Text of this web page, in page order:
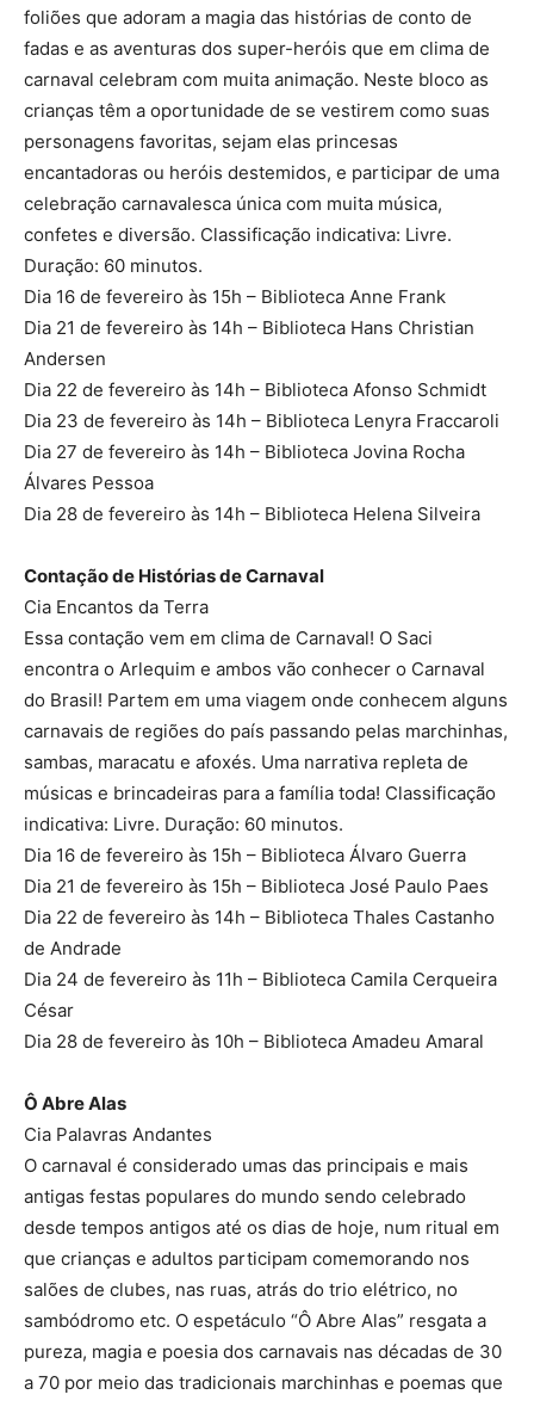
foliões que adoram a magia das histórias de conto de
fadas e as aventuras dos super-heróis que em clima de
carnaval celebram com muita animação. Neste bloco as
crianças têm a oportunidade de se vestirem como suas
personagens favoritas, sejam elas princesas
encantadoras ou heróis destemidos, e participar de uma
celebração carnavalesca única com muita música,
confetes e diversão. Classificação indicativa: Livre.
Duração: 60 minutos.
Dia 16 de fevereiro às 15h – Biblioteca Anne Frank
Dia 21 de fevereiro às 14h – Biblioteca Hans Christian
Andersen
Dia 22 de fevereiro às 14h – Biblioteca Afonso Schmidt
Dia 23 de fevereiro às 14h – Biblioteca Lenyra Fraccaroli
Dia 27 de fevereiro às 14h – Biblioteca Jovina Rocha
Álvares Pessoa
Dia 28 de fevereiro às 14h – Biblioteca Helena Silveira
Contação de Histórias de Carnaval
Cia Encantos da Terra
Essa contação vem em clima de Carnaval! O Saci
encontra o Arlequim e ambos vão conhecer o Carnaval
do Brasil! Partem em uma viagem onde conhecem alguns
carnavais de regiões do país passando pelas marchinhas,
sambas, maracatu e afoxés. Uma narrativa repleta de
músicas e brincadeiras para a família toda! Classificação
indicativa: Livre. Duração: 60 minutos.
Dia 16 de fevereiro às 15h – Biblioteca Álvaro Guerra
Dia 21 de fevereiro às 15h – Biblioteca José Paulo Paes
Dia 22 de fevereiro às 14h – Biblioteca Thales Castanho
de Andrade
Dia 24 de fevereiro às 11h – Biblioteca Camila Cerqueira
César
Dia 28 de fevereiro às 10h – Biblioteca Amadeu Amaral
Ô Abre Alas
Cia Palavras Andantes
O carnaval é considerado umas das principais e mais
antigas festas populares do mundo sendo celebrado
desde tempos antigos até os dias de hoje, num ritual em
que crianças e adultos participam comemorando nos
salões de clubes, nas ruas, atrás do trio elétrico, no
sambódromo etc. O espetáculo “Ô Abre Alas” resgata a
pureza, magia e poesia dos carnavais nas décadas de 30
a 70 por meio das tradicionais marchinhas e poemas que